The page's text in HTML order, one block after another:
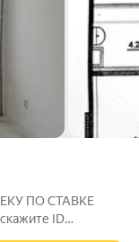
ПО СTAВKE
ID